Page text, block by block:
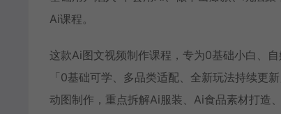
Ai课程。
这款Ai图文视频制作课程，专为0基础小白、
「0基础可学、多品类适配、全新玩法持续更
动图制作，重点拆解Ai服装、Ai食品素材打造